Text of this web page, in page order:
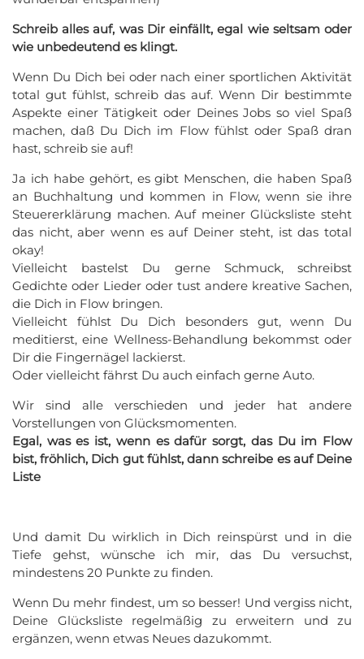
Schreib alles auf, was Dir einfällt, egal wie seltsam oder
wie unbedeutend es klingt.
Wenn Du Dich bei oder nach einer sportlichen Aktivität
total gut fühlst, schreib das auf. Wenn Dir bestimmte
Aspekte einer Tätigkeit oder Deines Jobs so viel Spaß
machen, daß Du Dich im Flow fühlst oder Spaß dran
hast, schreib sie auf!
Ja ich habe gehört, es gibt Menschen, die haben Spaß
an Buchhaltung und kommen in Flow, wenn sie ihre
Steuererklärung machen. Auf meiner Glücksliste steht
das nicht, aber wenn es auf Deiner steht, ist das total
okay!
Vielleicht bastelst Du gerne Schmuck, schreibst
Gedichte oder Lieder oder tust andere kreative Sachen,
die Dich in Flow bringen.
Vielleicht fühlst Du Dich besonders gut, wenn Du
meditierst, eine Wellness-Behandlung bekommst oder
Dir die Fingernägel lackierst.
Oder vielleicht fährst Du auch einfach gerne Auto.
Wir sind alle verschieden und jeder hat andere
Vorstellungen von Glücksmomenten.
Egal, was es ist, wenn es dafür sorgt, das Du im Flow
bist, fröhlich, Dich gut fühlst, dann schreibe es auf Deine
Liste
Und damit Du wirklich in Dich reinspürst und in die
Tiefe gehst, wünsche ich mir, das Du versuchst,
mindestens 20 Punkte zu finden.
Wenn Du mehr findest, um so besser! Und vergiss nicht,
Deine Glücksliste regelmäßig zu erweitern und zu
ergänzen, wenn etwas Neues dazukommt.